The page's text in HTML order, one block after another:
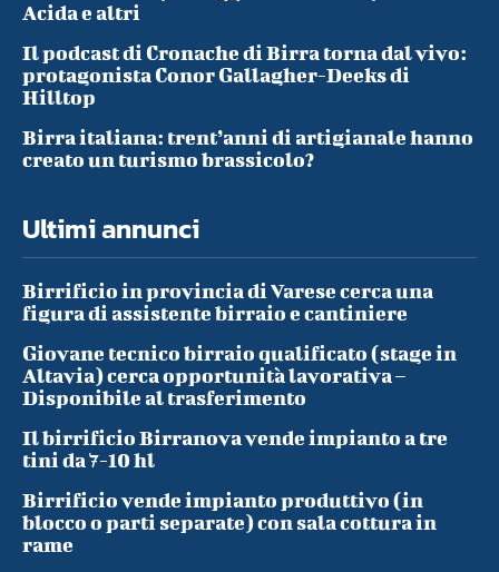
Acida e altri
Il podcast di Cronache di Birra torna dal vivo:
protagonista Conor Gallagher-Deeks di
Hilltop
Birra italiana: trent’anni di artigianale hanno
creato un turismo brassicolo?
Ultimi annunci
Birrificio in provincia di Varese cerca una
figura di assistente birraio e cantiniere
Giovane tecnico birraio qualificato (stage in
Altavia) cerca opportunità lavorativa –
Disponibile al trasferimento
Il birrificio Birranova vende impianto a tre
tini da 7-10 hl
Birrificio vende impianto produttivo (in
blocco o parti separate) con sala cottura in
rame